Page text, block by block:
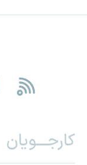
کارجـــویان